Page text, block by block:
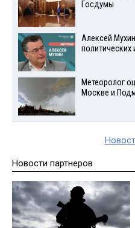
Госдумы
Алексей
политических
Метеоролог
Москве и
Новости партнеров